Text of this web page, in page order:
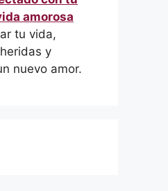
amorosa
tu vida,
y
nuevo amor.